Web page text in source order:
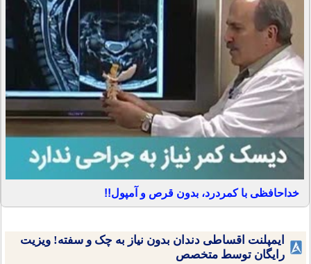
خداحافظی با کمردرد، بدون قرص و آمپول!!
ایمپلنت اقساطی دندان بدون نیاز به چک و سفته! ویزیت
رایگان توسط متخصص